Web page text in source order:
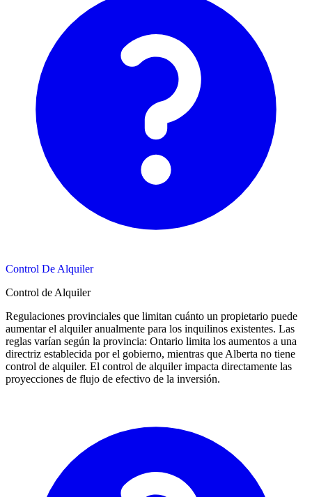
Control De Alquiler
Control de Alquiler
Regulaciones provinciales que limitan cuánto un propietario puede
aumentar el alquiler anualmente para los inquilinos existentes. Las
reglas varían según la provincia: Ontario limita los aumentos a una
directriz establecida por el gobierno, mientras que Alberta no tiene
control de alquiler. El control de alquiler impacta directamente las
proyecciones de flujo de efectivo de la inversión.